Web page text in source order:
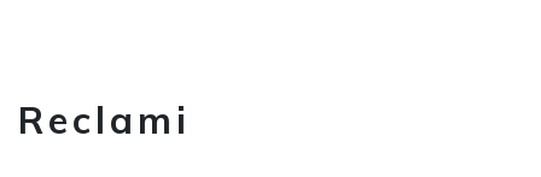
Reclami